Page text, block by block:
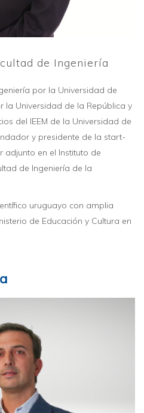
de Ingeniería
por la Universidad de
la Universidad de la República y
del IEEM de la Universidad de
y presidente de la start-
adjunto en el Instituto de
de Ingeniería de la
uruguayo con amplia
de Educación y Cultura en